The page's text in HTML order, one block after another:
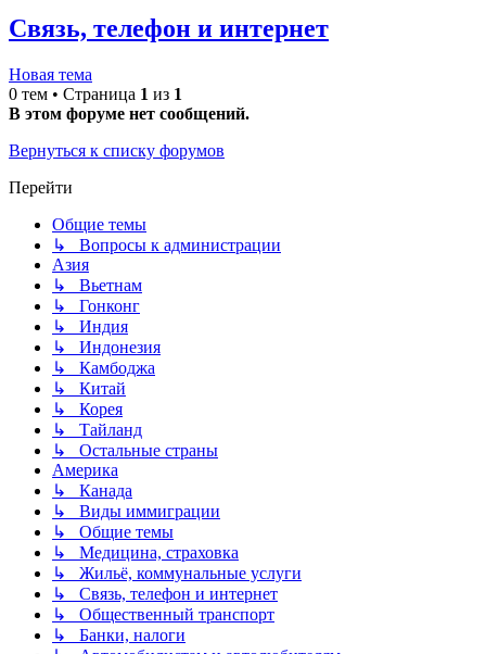
Связь, телефон и интернет
Новая тема
0 тем • Страница 1 из 1
В этом форуме нет сообщений.
Вернуться к списку форумов
Перейти
Общие темы
↳ Вопросы к администрации
Азия
↳ Вьетнам
↳ Гонконг
↳ Индия
↳ Индонезия
↳ Камбоджа
↳ Китай
↳ Корея
↳ Тайланд
↳ Остальные страны
Америка
↳ Канада
↳ Виды иммиграции
↳ Общие темы
↳ Медицина, страховка
↳ Жильё, коммунальные услуги
↳ Связь, телефон и интернет
↳ Общественный транспорт
↳ Банки, налоги